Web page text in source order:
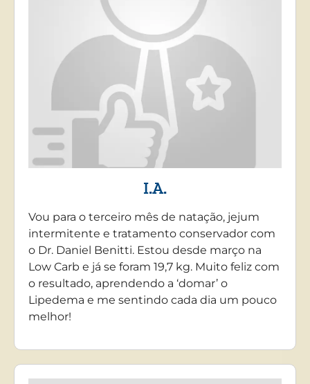
I.A.
Vou para o terceiro mês de natação, jejum
intermitente e tratamento conservador com
o Dr. Daniel Benitti. Estou desde março na
Low Carb e já se foram 19,7 kg. Muito feliz com
o resultado, aprendendo a ‘domar’ o
Lipedema e me sentindo cada dia um pouco
melhor!